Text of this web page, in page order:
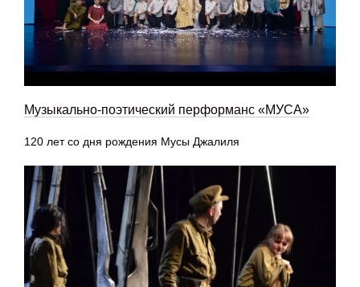
Музыкально-поэтический перформанс «МУСА»
120 лет со дня рождения Мусы Джалиля